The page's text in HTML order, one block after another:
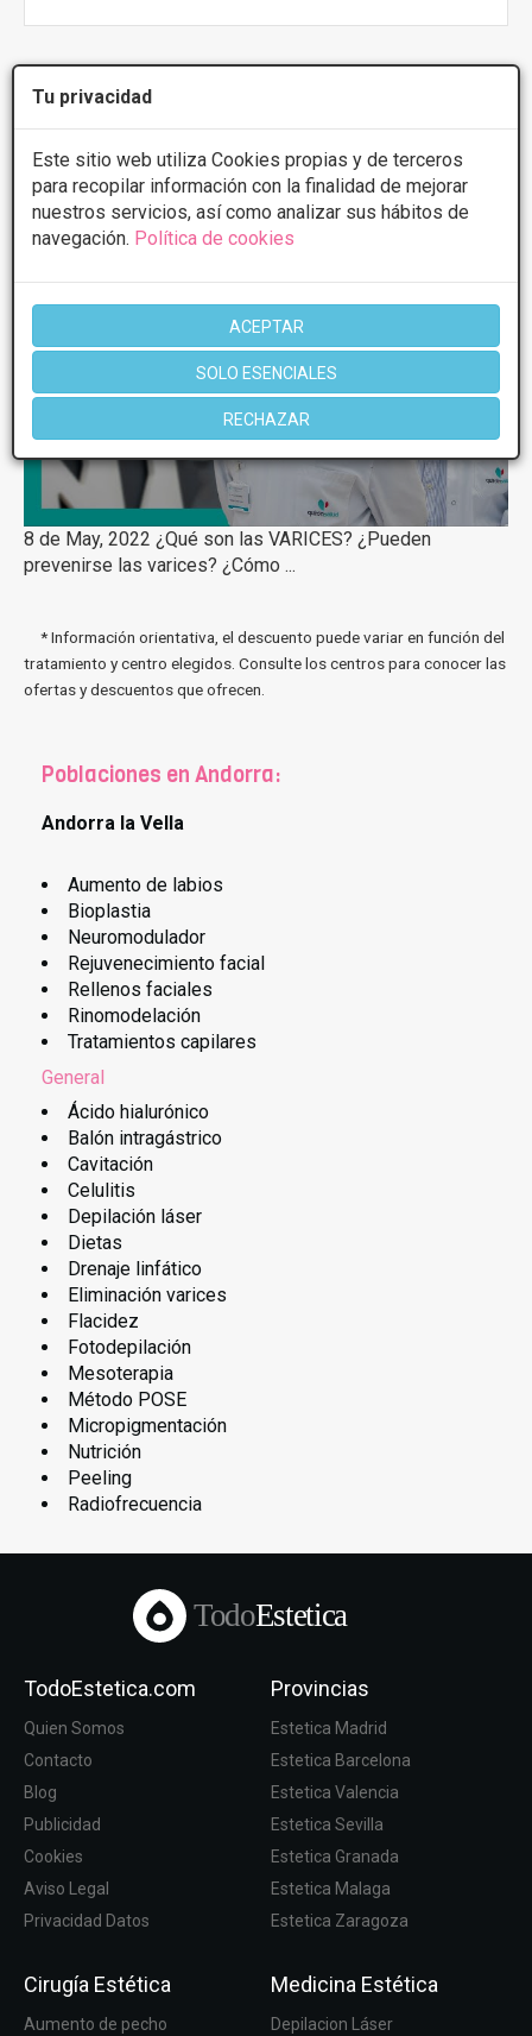
Tu privacidad
Este sitio web utiliza Cookies propias y de terceros
para recopilar información con la finalidad de mejorar
nuestros servicios, así como analizar sus hábitos de
navegación. Política de cookies
ACEPTAR
SOLO ESENCIALES
RECHAZAR
VideosEliminación varices
8 de May, 2022 ¿Qué son las VARICES? ¿Pueden
prevenirse las varices? ¿Cómo ...
* Información orientativa, el descuento puede variar en función del
tratamiento y centro elegidos. Consulte los centros para conocer las
ofertas y descuentos que ofrecen.
Poblaciones en Andorra:
Andorra la Vella
Aumento de labios
Bioplastia
Neuromodulador
Rejuvenecimiento facial
Rellenos faciales
Rinomodelación
Tratamientos capilares
General
Ácido hialurónico
Balón intragástrico
Cavitación
Celulitis
Depilación láser
Dietas
Drenaje linfático
Eliminación varices
Flacidez
Fotodepilación
Mesoterapia
Método POSE
Micropigmentación
Nutrición
Peeling
Radiofrecuencia
TodoEstetica
TodoEstetica.com
Quien Somos
Contacto
Blog
Publicidad
Cookies
Aviso Legal
Privacidad Datos
Provincias
Estetica Madrid
Estetica Barcelona
Estetica Valencia
Estetica Sevilla
Estetica Granada
Estetica Malaga
Estetica Zaragoza
Cirugía Estética
Aumento de pecho
Medicina Estética
Depilacion Láser